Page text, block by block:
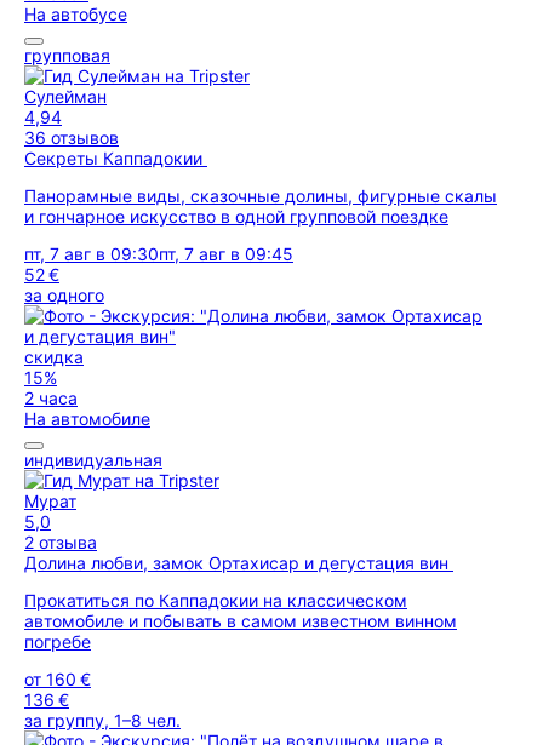
На автобусе
групповая
Сулейман
4,94
36 отзывов
Секреты Каппадокии
Панорамные виды, сказочные долины, фигурные скалы
и гончарное искусство в одной групповой поездке
пт, 7 авг в 09:30пт, 7 авг в 09:45
52 €
за одного
скидка
15%
2 часа
На автомобиле
индивидуальная
Мурат
5,0
2 отзыва
Долина любви, замок Ортахисар и дегустация вин
Прокатиться по Каппадокии на классическом
автомобиле и побывать в самом известном винном
погребе
от 160 €
136 €
за группу, 1–8 чел.